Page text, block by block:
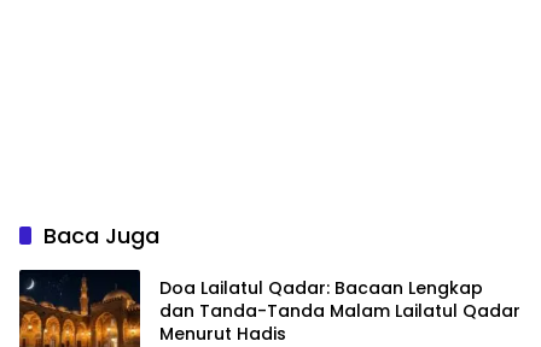
Baca Juga
Doa Lailatul Qadar: Bacaan Lengkap
dan Tanda-Tanda Malam Lailatul Qadar
Menurut Hadis